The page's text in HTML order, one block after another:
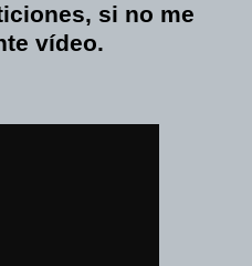
si no me
vídeo.